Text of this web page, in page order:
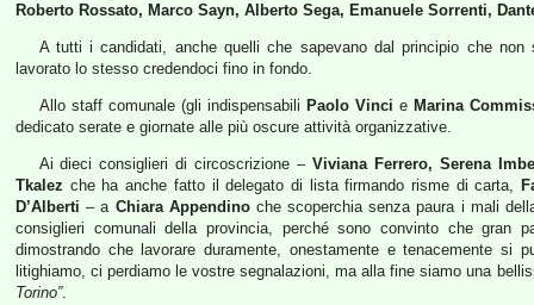
Roberto Rossato, Marco Sayn, Alberto Sega, Emanuele Sorrenti,
A tutti i candidati, anche quelli che sapevano dal principio che
lavorato lo stesso credendoci fino in fondo.
Allo staff comunale (gli indispensabili Paolo Vinci e Marina
dedicato serate e giornate alle più oscure attività organizzative.
Ai dieci consiglieri di circoscrizione – Viviana Ferrero, Serena
Tkalez che ha anche fatto il delegato di lista firmando risme di carta,
D’Alberti – a Chiara Appendinoche scoperchia senza paura i mali
consiglieri comunali della provincia, perché sono convinto che gran
dimostrando che lavorare duramente, onestamente e tenacemente
litighiamo, ci perdiamo le vostre segnalazioni, ma alla fine siamo una
Torino”.